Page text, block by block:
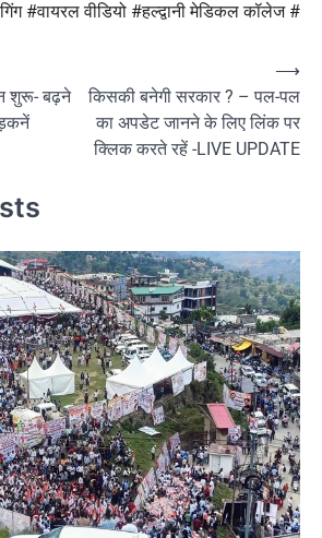
#वायरल वीडियो #हल्द्वानी मेडिकल कॉलेज #
शुरू- बढ़ने
किसकी बनेगी सरकार ? – पल-पल
का अपडेट जानने के लिए लिंक पर
क्लिक करते रहें -LIVE UPDATE
⟶